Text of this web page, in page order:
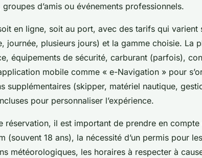
d’amis ou événements professionnels.
en ligne, soit au port, avec des tarifs qui varient
journée, plusieurs jours) et la gamme choisie. La
équipements de sécurité, carburant (parfois),
mobile comme « e-Navigation » pour
supplémentaires (skipper, matériel nautique,
pour personnaliser l’expérience.
réservation, il est important de prendre en compte
(souvent 18 ans), la nécessité d’un permis pour
météorologiques, les horaires à respecter à